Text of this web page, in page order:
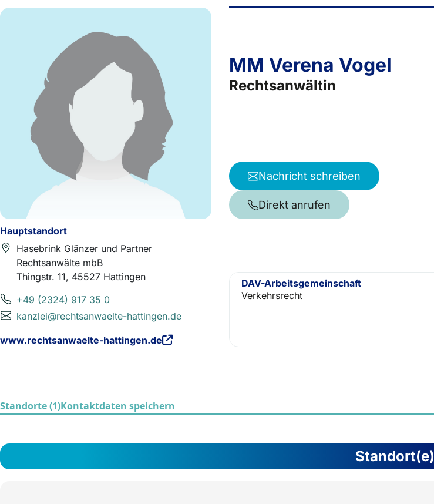
Hauptstandort
Hasebrink Glänzer und Partner
Rechtsanwälte mbB
Thingstr. 11, 45527 Hattingen
+49 (2324) 917 35 0
kanzlei@rechtsanwaelte-hattingen.de
www.rechtsanwaelte-hattingen.de
MM Verena Vogel
Rechtsanwältin
Nachricht schreiben
Direkt anrufen
DAV-Arbeitsgemeinschaft
Verkehrsrecht
Standorte (1)Kontaktdaten speichern
Standort(e)